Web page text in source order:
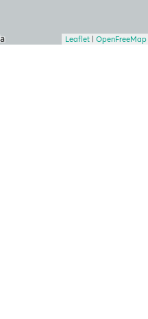
Leaflet OpenFreeMap